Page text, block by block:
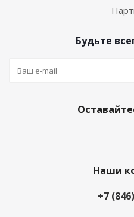
Будьте
Наши
+7